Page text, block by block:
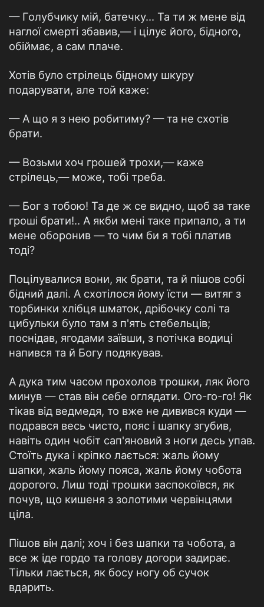
— Голубчику мій, батечку... Та ти ж мене від
наглої смерті збавив,— і цілує його, бідного,
обіймає, а сам плаче.
Хотів було стрілець бідному шкуру
подарувати, але той каже:
— А що я з нею робитиму? — та не схотів
брати.
— Возьми хоч грошей трохи,— каже
стрілець,— може, тобі треба.
— Бог з тобою! Та де ж се видно, щоб за таке
гроші брати!.. А якби мені таке припало, а ти
мене оборонив — то чим би я тобі платив
тоді?
Поцілувалися вони, як брати, та й пішов собі
бідний далі. А схотілося йому їсти — витяг з
торбинки хлібця шматок, дрібочку солі та
цибульки було там з п'ять стебельців;
поснідав, ягодами заївши, з потічка водиці
напився та й Богу подякував.
А дука тим часом прохолов трошки, ляк його
минув — став він себе оглядати. Ого-го-го! Як
тікав від ведмедя, то вже не дивився куди —
подрався весь чисто, пояс і шапку згубив,
навіть один чобіт сап'яновий з ноги десь упав.
Стоїть дука і кріпко лається: жаль йому
шапки, жаль йому пояса, жаль йому чобота
дорогого. Лиш тоді трошки заспокоївся, як
почув, що кишеня з золотими червінцями
ціла.
Пішов він далі; хоч і без шапки та чобота, а
все ж іде гордо та голову догори задирає.
Тільки лається, як босу ногу об сучок
вдарить.